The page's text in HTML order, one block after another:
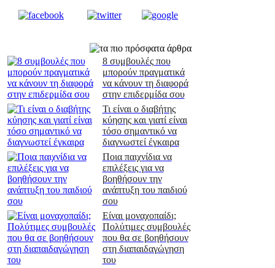
8 συμβουλές που
μπορούν πραγματικά
να κάνουν τη διαφορά
στην επιδερμίδα σου
Τι είναι ο διαβήτης
κύησης και γιατί είναι
τόσο σημαντικό να
διαγνωστεί έγκαιρα
Ποια παιχνίδια να
επιλέξεις για να
βοηθήσουν την
ανάπτυξη του παιδιού
σου
Είναι μοναχοπαίδι;
Πολύτιμες συμβουλές
που θα σε βοηθήσουν
στη διαπαιδαγώγηση
του